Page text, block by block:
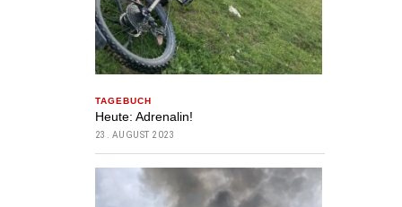
TAGEBUCH
Heute: Adrenalin!
23. AUGUST 2023